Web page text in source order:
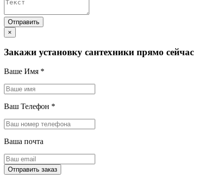
×
Закажи установку сантехники прямо сейчас
Ваше Имя *
Ваш Телефон *
Ваша почта